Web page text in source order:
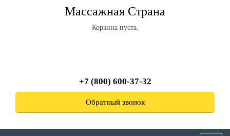
Массажная Страна
Корзина пуста.
+7 (800) 600-37-32
Обратный звонок